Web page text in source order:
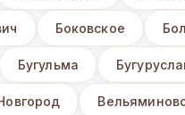
Боковское
Бугульма